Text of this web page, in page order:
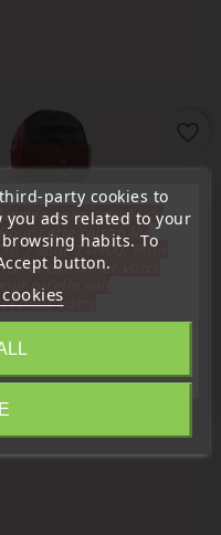
trunk Compatible
party cookies to
you ads related to your
habits. To
button.
pour congés du
cette raison les
7 aout 14H00. Pour
réceptionner votre
qu'elle soit
pour votre